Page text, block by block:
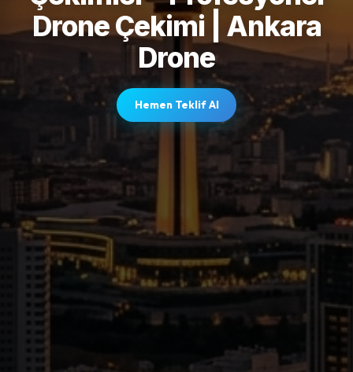
Drone Çekimi | Ankara
Drone
Hemen Teklif Al